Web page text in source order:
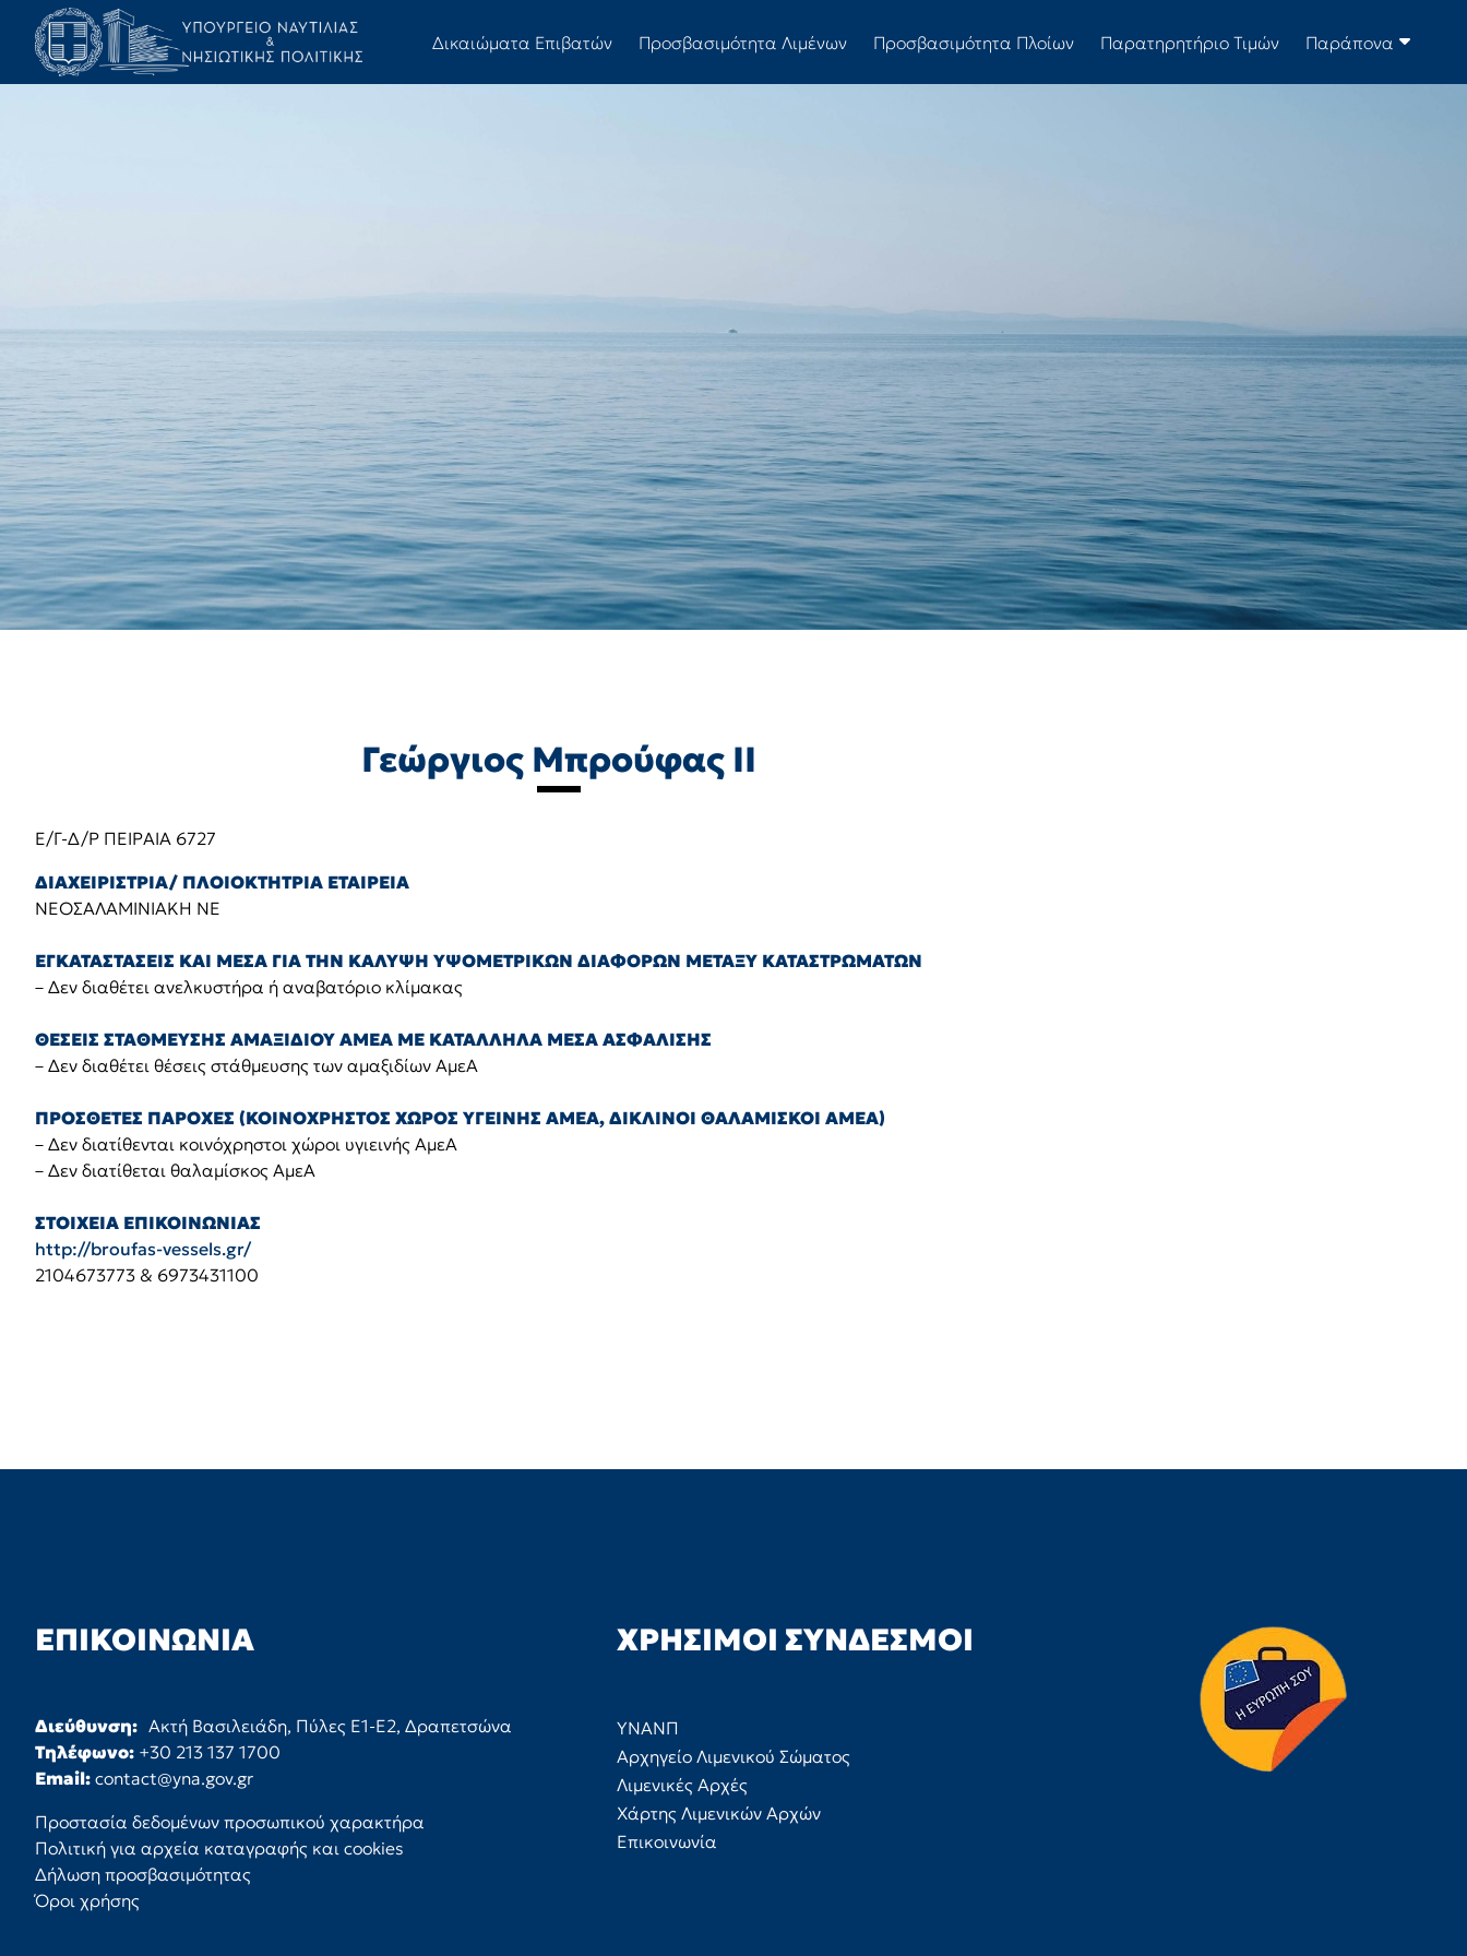
Δικαιώματα Επιβατών Προσβασιμότητα Λιμένων Προσβασιμότητα Πλοίων Παρατηρητήριο Τιμών Παράπονα
Γεώργιος Μπρούφας ΙΙ
Ε/Γ-Δ/Ρ ΠΕΙΡΑΙΑ 6727
ΔΙΑΧΕΙΡΙΣΤΡΙΑ/ ΠΛΟΙΟΚΤΗΤΡΙΑ ΕΤΑΙΡΕΙΑ
ΝΕΟΣΑΛΑΜΙΝΙΑΚΗ ΝΕ
ΕΓΚΑΤΑΣΤΑΣΕΙΣ ΚΑΙ ΜΕΣΑ ΓΙΑ ΤΗΝ ΚΑΛΥΨΗ ΥΨΟΜΕΤΡΙΚΩΝ ΔΙΑΦΟΡΩΝ ΜΕΤΑΞΥ ΚΑΤΑΣΤΡΩΜΑΤΩΝ
– Δεν διαθέτει ανελκυστήρα ή αναβατόριο κλίμακας
ΘΕΣΕΙΣ ΣΤΑΘΜΕΥΣΗΣ ΑΜΑΞΙΔΙΟΥ ΑΜΕΑ ΜΕ ΚΑΤΑΛΛΗΛΑ ΜΕΣΑ ΑΣΦΑΛΙΣΗΣ
– Δεν διαθέτει θέσεις στάθμευσης των αμαξιδίων ΑμεΑ
ΠΡΟΣΘΕΤΕΣ ΠΑΡΟΧΕΣ (ΚΟΙΝΟΧΡΗΣΤΟΣ ΧΩΡΟΣ ΥΓΕΙΝΗΣ ΑΜΕΑ, ΔΙΚΛΙΝΟΙ ΘΑΛΑΜΙΣΚΟΙ ΑΜΕΑ)
– Δεν διατίθενται κοινόχρηστοι χώροι υγιεινής ΑμεΑ
– Δεν διατίθεται θαλαμίσκος ΑμεΑ
ΣΤΟΙΧΕΙΑ ΕΠΙΚΟΙΝΩΝΙΑΣ
http://broufas-vessels.gr/
2104673773 & 6973431100
ΕΠΙΚΟΙΝΩΝΊΑ
Διεύθυνση: Ακτή Βασιλειάδη, Πύλες Ε1-Ε2, Δραπετσώνα
Τηλέφωνο: +30 213 137 1700
Email: contact@yna.gov.gr
Προστασία δεδομένων προσωπικού χαρακτήρα
Πολιτική για αρχεία καταγραφής και cookies
Δήλωση προσβασιμότητας
Όροι χρήσης
ΧΡΉΣΙΜΟΙ ΣΎΝΔΕΣΜΟΙ
ΥΝΑΝΠ
Αρχηγείο Λιμενικού Σώματος
Λιμενικές Αρχές
Χάρτης Λιμενικών Αρχών
Επικοινωνία